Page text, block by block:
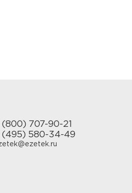
(800) 707-90-21
(495) 580-34-49